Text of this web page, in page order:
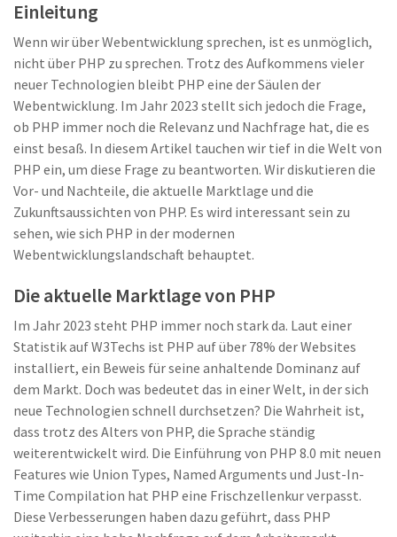
Einleitung
Wenn wir über Webentwicklung sprechen, ist es unmöglich,
nicht über PHP zu sprechen. Trotz des Aufkommens vieler
neuer Technologien bleibt PHP eine der Säulen der
Webentwicklung. Im Jahr 2023 stellt sich jedoch die Frage,
ob PHP immer noch die Relevanz und Nachfrage hat, die es
einst besaß. In diesem Artikel tauchen wir tief in die Welt von
PHP ein, um diese Frage zu beantworten. Wir diskutieren die
Vor- und Nachteile, die aktuelle Marktlage und die
Zukunftsaussichten von PHP. Es wird interessant sein zu
sehen, wie sich PHP in der modernen
Webentwicklungslandschaft behauptet.
Die aktuelle Marktlage von PHP
Im Jahr 2023 steht PHP immer noch stark da. Laut einer
Statistik auf W3Techs ist PHP auf über 78% der Websites
installiert, ein Beweis für seine anhaltende Dominanz auf
dem Markt. Doch was bedeutet das in einer Welt, in der sich
neue Technologien schnell durchsetzen? Die Wahrheit ist,
dass trotz des Alters von PHP, die Sprache ständig
weiterentwickelt wird. Die Einführung von PHP 8.0 mit neuen
Features wie Union Types, Named Arguments und Just-In-
Time Compilation hat PHP eine Frischzellenkur verpasst.
Diese Verbesserungen haben dazu geführt, dass PHP